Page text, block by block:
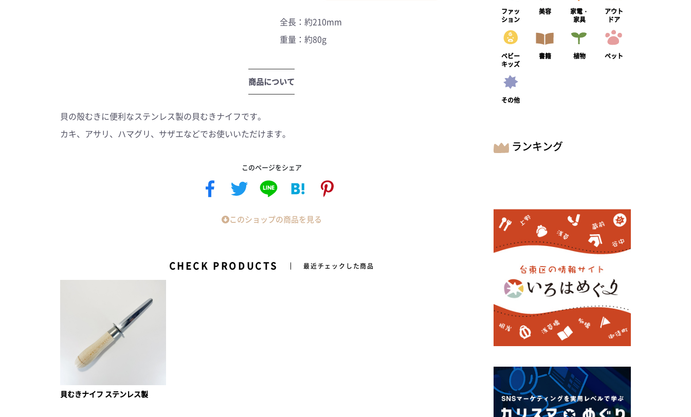
全長：約210mm
重量：約80g
商品について
貝の殻むきに便利なステンレス製の貝むきナイフです。
カキ、アサリ、ハマグリ、サザエなどでお使いいただけます。
このページをシェア
このショップの商品を見る
CHECK PRODUCTS 最近チェックした商品
貝むきナイフ ステンレス製
ファッ
ション
美容
家電・
家具
アウト
ドア
ベビー
キッズ
書籍 植物 ペット
その他
ランキング